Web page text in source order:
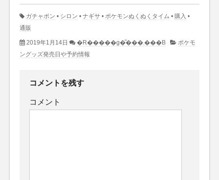
ガチャポン • シロン • ナギサ • ポケモンぬくぬくタイム • 購入 •
通販
2019年1月14日 �R�����g�͂���܂���B
ポケモ
ングッズ発売日や予約情報
コメントを残す
コメント